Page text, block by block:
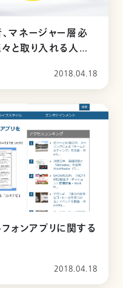
マネージャー層必
と取り入れる人材
日(水)
2018.04.18
ンアプリに関する
2018.04.18